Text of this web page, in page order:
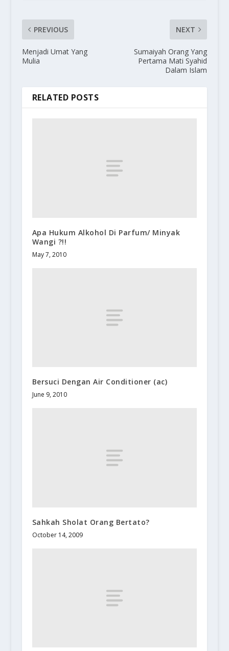
PREVIOUS
Menjadi Umat Yang
Mulia
NEXT
Sumaiyah Orang Yang
Pertama Mati Syahid
Dalam Islam
RELATED POSTS
Apa Hukum Alkohol Di Parfum/ Minyak
Wangi ?!!
May 7, 2010
Bersuci Dengan Air Conditioner (ac)
June 9, 2010
Sahkah Sholat Orang Bertato?
October 14, 2009